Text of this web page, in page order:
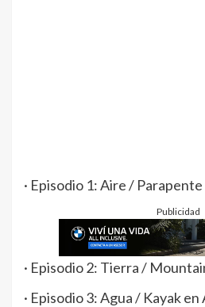
· Episodio 1: Aire / Parapente
Publicidad
· Episodio 2: Tierra /
· Episodio 3: Agua / Kayak en